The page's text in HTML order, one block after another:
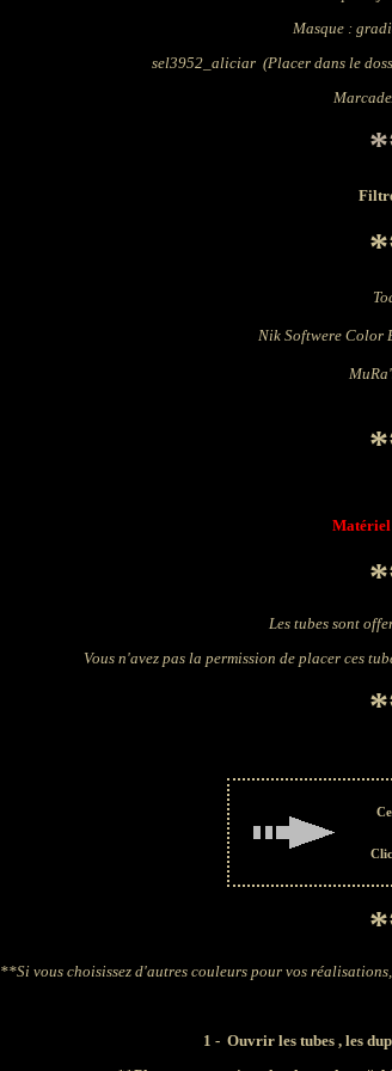
Masque :
sel3952_aliciar (Placer dans le
Nik Softwere Color
Matériel
Les tubes sont
Vous n'avez pas la permission de placer ces
**Si vous choisissez d'autres couleurs pour vos
1 - Ouvrir les tubes , les